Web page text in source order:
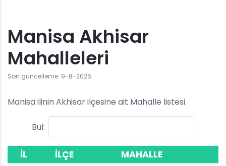
Manisa Akhisar
Mahalleleri
Son güncelleme: 9-8-2026
Manisa ilinin Akhisar ilçesine ait Mahalle listesi.
Bul:
İL İLÇE MAHALLE